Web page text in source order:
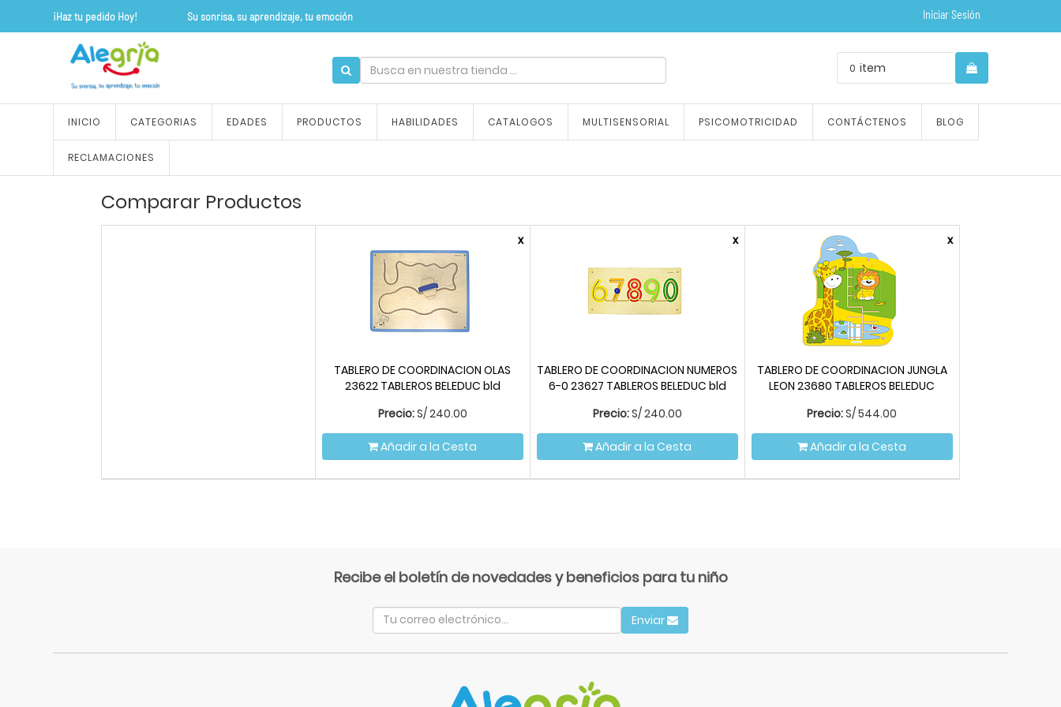
¡Haz tu pedido Hoy! Su sonrisa, su aprendizaje, tu emoción Iniciar Sesión
0 item
INICIO CATEGORIAS EDADES PRODUCTOS HABILIDADES CATALOGOS MULTISENSORIAL PSICOMOTRICIDAD CONTÁCTENOS BLOG
RECLAMACIONES
Comparar Productos
x
TABLERO DE COORDINACION OLAS
23622 TABLEROS BELEDUC bld
Precio:S/240.00
Añadir a la Cesta
x
TABLERO DE COORDINACION NUMEROS
6-0 23627 TABLEROS BELEDUC bld
Precio:S/240.00
Añadir a la Cesta
x
TABLERO DE COORDINACION JUNGLA
LEON 23680 TABLEROS BELEDUC
Precio:S/544.00
Añadir a la Cesta
Recibe el boletín de novedades y beneficios para tu niño
Enviar